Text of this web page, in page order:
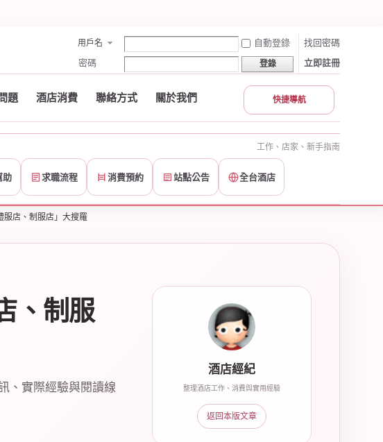
用戶名 自動登錄
找回密碼
密碼
登錄 立即註冊
題 酒店消費 聯絡方式 關於我們 快捷導航
工作、店家、新手指南
助 求職流程 消費預約 站點公告 全台酒店
服店、制服店」大搜羅
、制服
、實際經驗與閱讀線
酒店經紀
整理酒店工作、消費與實用經驗
返回本版文章